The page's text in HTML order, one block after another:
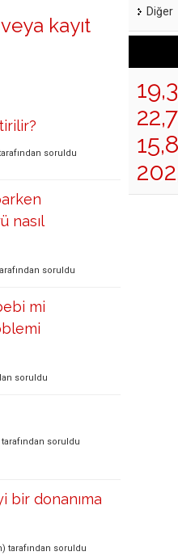
veya kayıt
soruldu
nasıl
soruldu
mi
soruldu
tarafından soruldu
bir donanıma
tarafından soruldu
Diğer